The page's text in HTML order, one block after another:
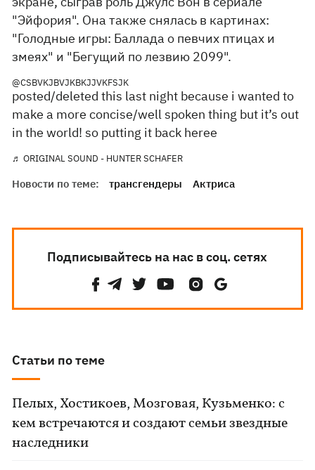
"Эйфория". Она также снялась в картинах:
"Голодные игры: Баллада о певчих птицах и
змеях" и "Бегущий по лезвию 2099".
@CSBVKJBVJKBKJJVKFSJK
posted/deleted this last night because i wanted to
make a more concise/well spoken thing but it’s out
in the world! so putting it back heree
♬ ORIGINAL SOUND - HUNTER SCHAFER
Новости по теме: трансгендеры Актриса
Подписывайтесь на нас в соц. сетях
Статьи по теме
Пелых, Хостикоев, Мозговая, Кузьменко: с
кем встречаются и создают семьи звездные
наследники